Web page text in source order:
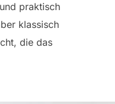
praktisch
klassisch
die das